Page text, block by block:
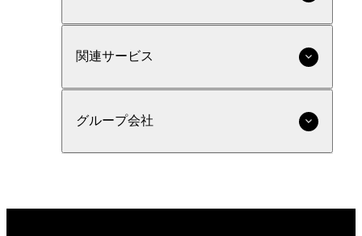
関連サービス
グループ会社